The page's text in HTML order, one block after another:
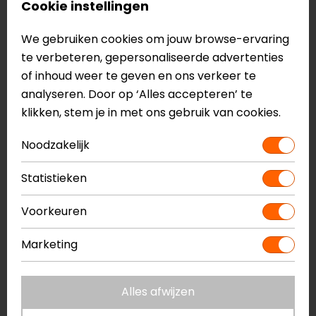
Baselayer Pro Dames
XTM monolaagconstructie
Ademend
Multistretch
Platte naden
XTM-cool fiber
CE EN17092, level AAA
Meer informatie nodig?
Heb je meer informatie nodig over dit product?
Neem dancontactmet ons op of kom langs in één
vanonze winkels
in Breda, Capelle aan den IJssel,
Eindhoven, Vianen of Apeldoorn. In de winkels kun je
het product bekijken & passen en staan onze
verkoopmedewerkers voor je klaar met advies.
Cookie instellingen
We gebruiken cookies om jouw browse-ervaring
te verbeteren, gepersonaliseerde advertenties
of inhoud weer te geven en ons verkeer te
analyseren. Door op ‘Alles accepteren’ te
klikken, stem je in met ons gebruik van cookies.
Noodzakelijk
Statistieken
Voorkeuren
Marketing
Alles afwijzen